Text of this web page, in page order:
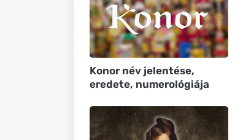
Konor név jelentése,
eredete, numerológiája